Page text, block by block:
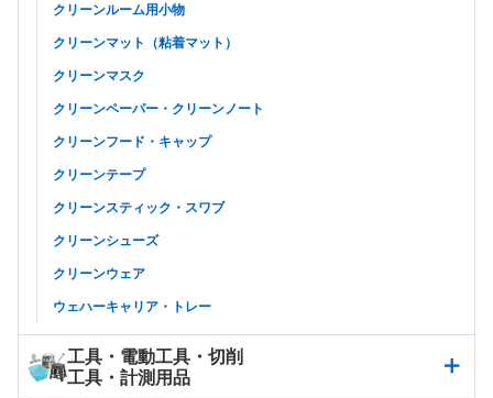
クリーンルーム用小物
クリーンマット（粘着マット）
クリーンマスク
クリーンペーパー・クリーンノート
クリーンフード・キャップ
クリーンテープ
クリーンスティック・スワブ
クリーンシューズ
クリーンウェア
ウェハーキャリア・トレー
工具・電動工具・切削
工具・計測用品